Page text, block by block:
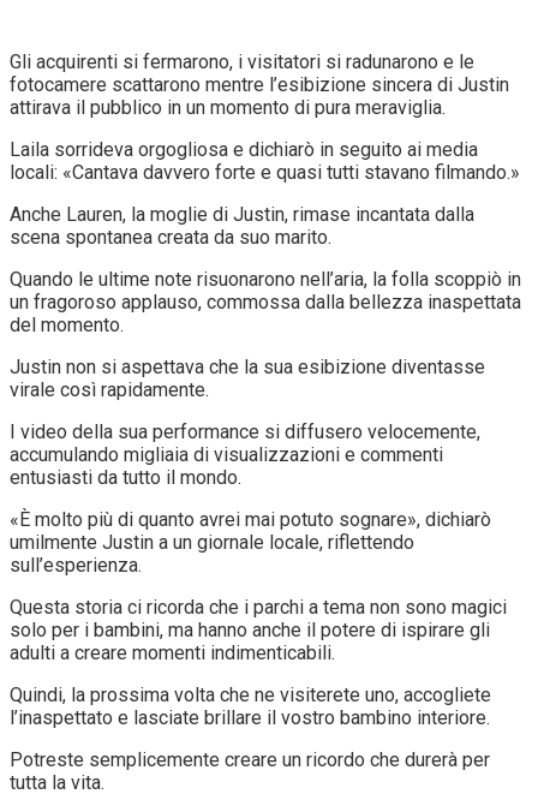
Gli acquirenti si fermarono, i visitatori si radunarono e le
fotocamere scattarono mentre l’esibizione sincera di Justin
attirava il pubblico in un momento di pura meraviglia.
Laila sorrideva orgogliosa e dichiarò in seguito ai media
locali: «Cantava davvero forte e quasi tutti stavano filmando.»
Anche Lauren, la moglie di Justin, rimase incantata dalla
scena spontanea creata da suo marito.
Quando le ultime note risuonarono nell’aria, la folla scoppiò in
un fragoroso applauso, commossa dalla bellezza inaspettata
del momento.
Justin non si aspettava che la sua esibizione diventasse
virale così rapidamente.
I video della sua performance si diffusero velocemente,
accumulando migliaia di visualizzazioni e commenti
entusiasti da tutto il mondo.
«È molto più di quanto avrei mai potuto sognare», dichiarò
umilmente Justin a un giornale locale, riflettendo
sull’esperienza.
Questa storia ci ricorda che i parchi a tema non sono magici
solo per i bambini, ma hanno anche il potere di ispirare gli
adulti a creare momenti indimenticabili.
Quindi, la prossima volta che ne visiterete uno, accogliete
l’inaspettato e lasciate brillare il vostro bambino interiore.
Potreste semplicemente creare un ricordo che durerà per
tutta la vita.